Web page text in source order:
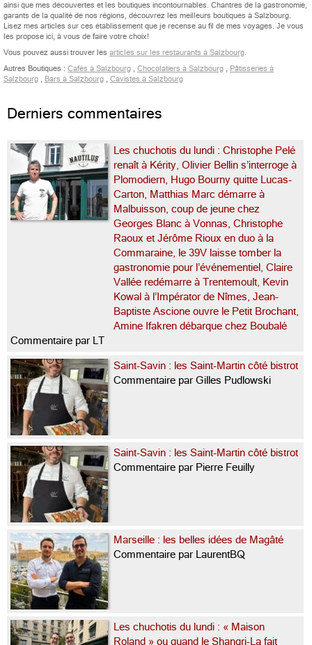
ainsi que mes découvertes et les boutiques incontournables. Chantres de la gastronomie,
garants de la qualité de nos régions, découvrez les meilleurs boutiques à Salzbourg.
Lisez mes articles sur ces établissement que je recense au fil de mes voyages. Je vous
les propose ici, à vous de faire votre choix!
Vous pouvez aussi trouver les articles sur les restaurants à Salzbourg.
Autres Boutiques : Cafés à Salzbourg , Chocolatiers à Salzbourg , Pâtisseries à
Salzbourg , Bars à Salzbourg , Cavistes à Salzbourg
Derniers commentaires
Les chuchotis du lundi : Christophe Pelé
renaît à Kérity, Olivier Bellin s’interroge à
Plomodiern, Hugo Bourny quitte Lucas-
Carton, Matthias Marc démarre à
Malbuisson, coup de jeune chez
Georges Blanc à Vonnas, Christophe
Raoux et Jérôme Rioux en duo à la
Commaraine, le 39V laisse tomber la
gastronomie pour l’événementiel, Claire
Vallée redémarre à Trentemoult, Kevin
Kowal à l’Impérator de Nîmes, Jean-
Baptiste Ascione ouvre le Petit Brochant,
Amine Ifakren débarque chez Boubalé
Commentaire par LT
Saint-Savin : les Saint-Martin côté bistrot
Commentaire par Gilles Pudlowski
Saint-Savin : les Saint-Martin côté bistrot
Commentaire par Pierre Feuilly
Marseille : les belles idées de Magâté
Commentaire par LaurentBQ
Les chuchotis du lundi : « Maison
Roland » ou quand le Shangri-La fait